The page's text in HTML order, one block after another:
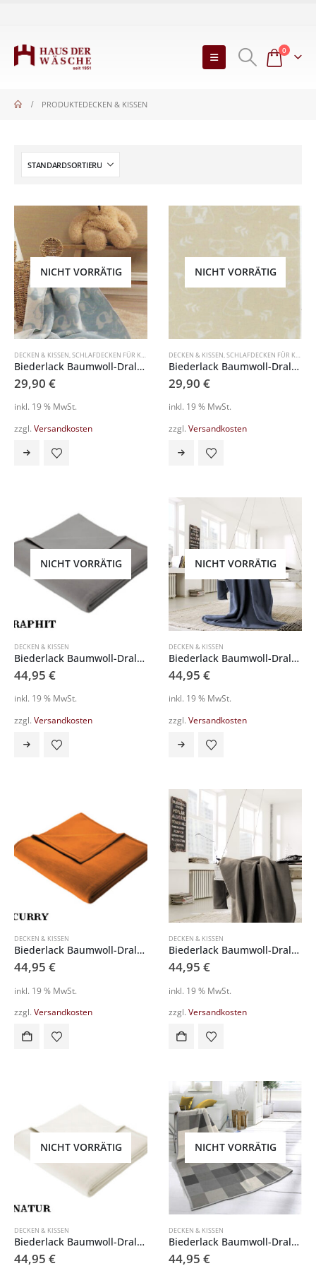
0
PRODUKTEDECKEN & KISSEN
NICHT VORRÄTIG
DECKEN & KISSEN,SCHLAFDECKEN FÜR KINDER
Biederlack Baumwoll-Dralon Babydecke 801166
29,90 €
inkl. 19 % MwSt.
zzgl. Versandkosten
NICHT VORRÄTIG
DECKEN & KISSEN,SCHLAFDECKEN FÜR KINDER
Biederlack Baumwoll-Dralon Babydecke 801173
29,90 €
inkl. 19 % MwSt.
zzgl. Versandkosten
NICHT VORRÄTIG
DECKEN & KISSEN
Biederlack Baumwoll-Dralon Schlafdecke 660541
44,95 €
inkl. 19 % MwSt.
zzgl. Versandkosten
NICHT VORRÄTIG
DECKEN & KISSEN
Biederlack Baumwoll-Dralon Schlafdecke 660565
44,95 €
inkl. 19 % MwSt.
zzgl. Versandkosten
DECKEN & KISSEN
Biederlack Baumwoll-Dralon Schlafdecke 660572
44,95 €
inkl. 19 % MwSt.
zzgl. Versandkosten
DECKEN & KISSEN
Biederlack Baumwoll-Dralon Schlafdecke 660619
44,95 €
inkl. 19 % MwSt.
zzgl. Versandkosten
NICHT VORRÄTIG
DECKEN & KISSEN
Biederlack Baumwoll-Dralon Schlafdecke 667342
44,95 €
NICHT VORRÄTIG
DECKEN & KISSEN
Biederlack Baumwoll-Dralon Schlafdecke 722201
44,95 €